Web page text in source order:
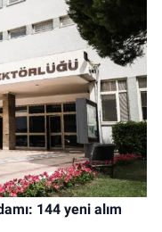
144 yeni alım